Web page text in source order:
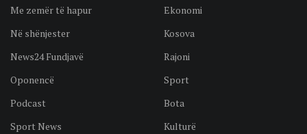
Me zemër të hapur
Në shënjester
News24 Fundjavë
Oponencë
Podcast
Sport News
Ekonomi
Kosova
Rajoni
Sport
Bota
Kulturë